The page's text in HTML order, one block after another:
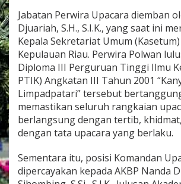
a
t
g
i
s
s
e
b
a
g
a
P
e
t
Jabatan Perwira Upacara diemban
Djuariah, S.H., S.I.K., yang saat ini
Kepala Sekretariat Umum
Kepulauan Riau. Perwira Polwan
Diploma III Perguruan Tinggi Ilmu
PTIK) Angkatan III Tahun 2001
Limpadpatari” tersebut
memastikan seluruh rangkaian
berlangsung dengan tertib,
dengan tata upacara yang berlaku.
Sementara itu, posisi Komandan
dipercayakan kepada AKBP Nanda